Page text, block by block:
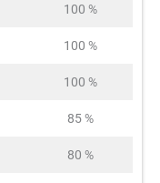
100 %
100 %
100 %
85 %
80 %